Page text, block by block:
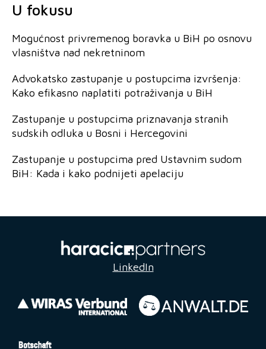
U fokusu
Mogućnost privremenog boravka u BiH po osnovu
vlasništva nad nekretninom
Advokatsko zastupanje u postupcima izvršenja:
Kako efikasno naplatiti potraživanja u BiH
Zastupanje u postupcima priznavanja stranih
sudskih odluka u Bosni i Hercegovini
Zastupanje u postupcima pred Ustavnim sudom
BiH: Kada i kako podnijeti apelaciju
LinkedIn